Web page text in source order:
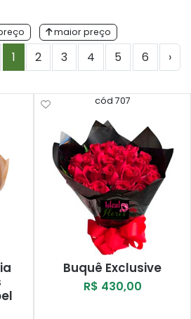
maior preço
1 2 3 4 5 6 ›
cód 707
Buquê Exclusive
R$ 430,00